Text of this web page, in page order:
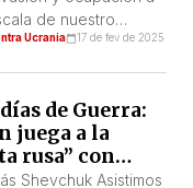
de nuestro
Tres años de
de torturas y
sumarios de
ucranianos
prisioneros por
Ucrania 17 de fev de 2025
de Guerra:
juega a la
rusa” con
nucleares?
Shevchuk Asistimos